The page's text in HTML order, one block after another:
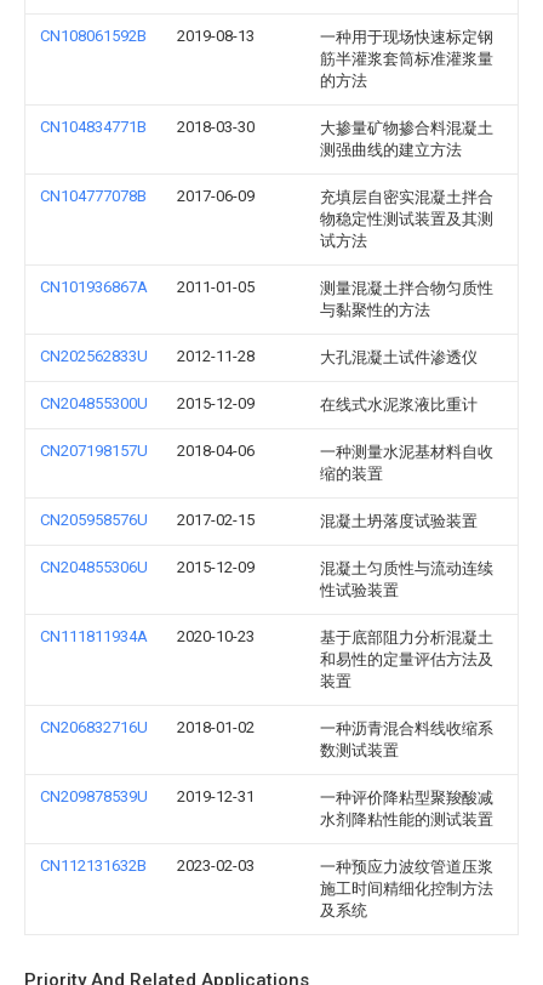
CN108061592B 2019-08-13
一种用于现场快速标定钢
筋半灌浆套筒标准灌浆量
的方法
CN104834771B 2018-03-30
大掺量矿物掺合料混凝土
测强曲线的建立方法
CN104777078B 2017-06-09
充填层自密实混凝土拌合
物稳定性测试装置及其测
试方法
CN101936867A 2011-01-05
测量混凝土拌合物匀质性
与黏聚性的方法
CN202562833U 2012-11-28 大孔混凝土试件渗透仪
CN204855300U 2015-12-09 在线式水泥浆液比重计
CN207198157U 2018-04-06
一种测量水泥基材料自收
缩的装置
CN205958576U 2017-02-15 混凝土坍落度试验装置
CN204855306U 2015-12-09
混凝土匀质性与流动连续
性试验装置
CN111811934A 2020-10-23
基于底部阻力分析混凝土
和易性的定量评估方法及
装置
CN206832716U 2018-01-02
一种沥青混合料线收缩系
数测试装置
CN209878539U 2019-12-31
一种评价降粘型聚羧酸减
水剂降粘性能的测试装置
CN112131632B 2023-02-03
一种预应力波纹管道压浆
施工时间精细化控制方法
及系统
Priority And Related Applications